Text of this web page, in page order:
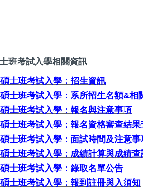
班考試入學相關資訊
碩士班考試入學：招生資訊
碩士班考試入學：系所招生名額&相
碩士班考試入學：報名與注意事項
碩士班考試入學：報名資格審查結果
碩士班考試入學：面試時間及注意事
碩士班考試入學：成績計算與成績查
碩士班考試入學：錄取名單公告
碩士班考試入學：報到註冊與入須知